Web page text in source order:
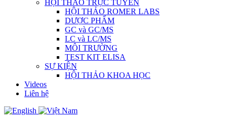
HỘI THẢO TRỰC TUYẾN
HỘI THẢO ROMER LABS
DƯỢC PHẨM
GC và GC/MS
LC và LC/MS
MÔI TRƯỜNG
TEST KIT ELISA
SỰ KIỆN
HỘI THẢO KHOA HỌC
Videos
Liên hệ